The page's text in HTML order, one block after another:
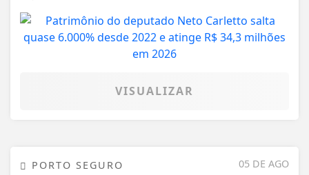
VISUALIZAR
05 DE AGO
PORTO SEGURO